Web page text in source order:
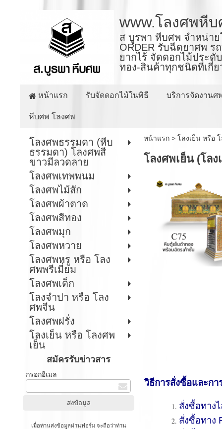
www.โลงศพหี
ส บูรพา หีบศพ จำหน่า
ORDER รับฉีดยาศพ
ยากไร้ จัดดอกไม้ประดั
ทอง-สินค้าทุกชนิดที่เกี่
หน้าแรก รับจัดดอกไม้ในพิธี บริการจัดงานศ
หีบศพ โลงศพ
โลงศพธรรมดา (หีบ
ธรรมดา) โลงศพสี
ขาวมีลวดลาย
โลงศพเทพพนม
โลงศพไม้สัก
โลงศพผ้าตาด
โลงศพสีทอง
โลงศพมุก
โลงศพหวาย
โลงศพหรู หรือ โลง
ศพพรีเมี่ยม
โลงศพเด็ก
โลงจำปา หรือ โลง
ศพจีน
โลงศพฝรั่ง
โลงเย็น หรือ โลงศพ
เย็น
สมัครรับข่าวสาร
กรอกอีเมล
เมื่อท่านส่งข้อมูลผ่านฟอร์ม จะถือว่าท่าน
หน้าแรก> โลงเย็น หรือ
โลงศพเย็น (โล
วิธีการสั่งซื้อและกา
สั่งซื้อทาง
สั่งซื้อทาง